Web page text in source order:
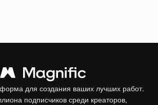
для создания ваших лучших работ.
подписчиков среди креаторов,